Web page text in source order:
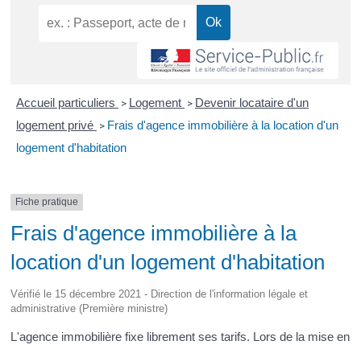
Accueil particuliers > Logement > Devenir locataire d'un
logement privé > Frais d'agence immobilière à la location d'un
logement d'habitation
Fiche pratique
Frais d'agence immobilière à la
location d'un logement d'habitation
Vérifié le 15 décembre 2021 - Direction de l'information légale et
administrative (Première ministre)
L'agence immobilière fixe librement ses tarifs. Lors de la mise en